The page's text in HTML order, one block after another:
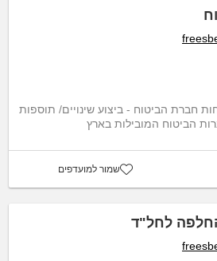
חברת הביטוח - ביצוע שינויים/ תוספות
הביטוח המובילות בארץ
שמור למועדפים
החלפה לחל"ד